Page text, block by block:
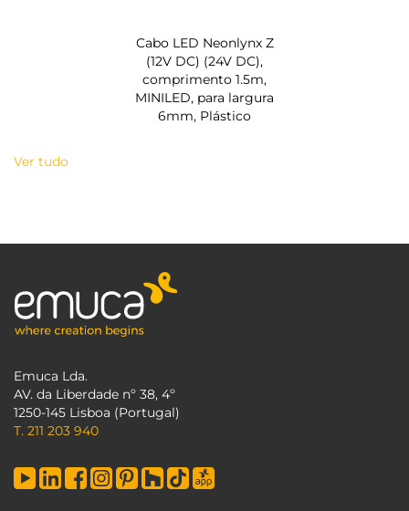
Cabo LED Neonlynx Z
(12V DC) (24V DC),
comprimento 1.5m,
MINILED, para largura
6mm, Plástico
Ver tudo
Emuca Lda.
AV. da Liberdade nº 38, 4º
1250-145 Lisboa (Portugal)
T. 211 203 940